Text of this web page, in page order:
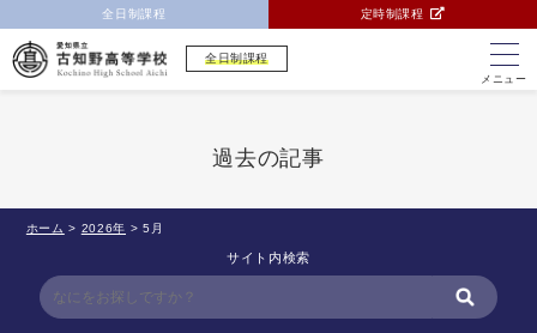
全日制課程 定時制課程
全日制課程
メニュー
過去の記事
ホーム > 2026年 > 5月
サイト内検索